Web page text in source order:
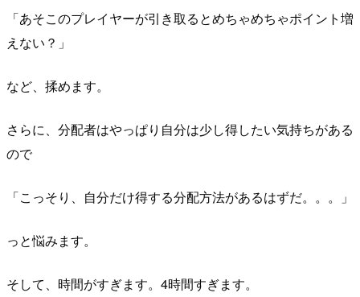
「あそこのプレイヤーが引き取るとめちゃめちゃポイント増
えない？」
など、揉めます。
さらに、分配者はやっぱり自分は少し得したい気持ちがある
ので
「こっそり、自分だけ得する分配方法があるはずだ。。。」
っと悩みます。
そして、時間がすぎます。4時間すぎます。